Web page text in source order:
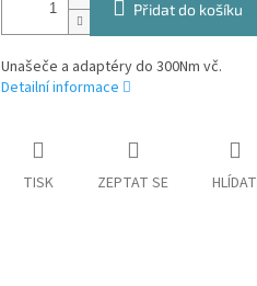
Přidat do košíku
Unašeče a adaptéry do 300Nm vč.
Detailní informace
TISK ZEPTAT SE HLÍDAT